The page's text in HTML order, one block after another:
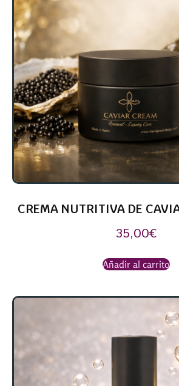
CREMA NUTRITIVA DE
35,00€
Añadir al carrito